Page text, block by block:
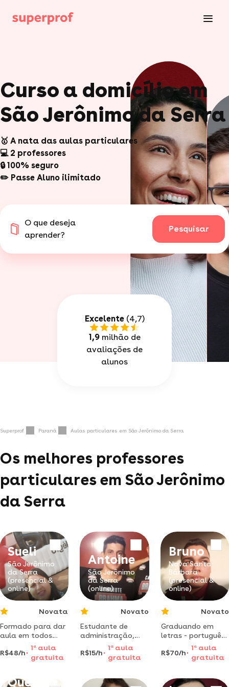
Curso a domicílio em
São Jerônimo da Serra
🥇 A nata das aulas particulares
💻 2 professores
🔒 100% seguro
✏️ Passe Aluno ilimitado
O que deseja
aprender?
Pesquisar
Excelente(4,7)
1,9milhão de
avaliações de
alunos
Superprof Paraná Aulas particulares em São Jerônimo da Serra
Os melhores professores
particulares em São Jerônimo
da Serra
Sueli
São Jerônimo
da Serra
(presencial &
online)
Novata
Formado para dar
aula em todos
nível de educação
fundamental seja
R$48/h
1 aaula
gratuita
Antoine
São Jerônimo
da Serra
(online)
Novato
Estudante de
administração,
posso te ajudar
em matérias como
contabilidade e
administração
R$15/h
1 a aula
gratuita
Bruno
Nova Santa
Bárbara
(presencial &
online)
Novato
Graduando em
letras - português
e inglês, na
universidade
estadual do norte
R$70/h
1 aaula
gratuita
Quezia